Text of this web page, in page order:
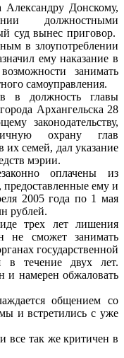
Донскому,
должностными
суд вынес приговор.
в злоупотреблении
ему наказание в
занимать
самоуправления.
в должность главы
Архангельска 28
законодательству,
охрану глав
семей, дал указание
мэрии.
оплачены из
ему и
2005 года по 1 мая
рублей.
трех лет лишения
не сможет занимать
государственной
в течение двух лет.
и намерен обжаловать
общением со
и встретились с уже
все так же критичен в